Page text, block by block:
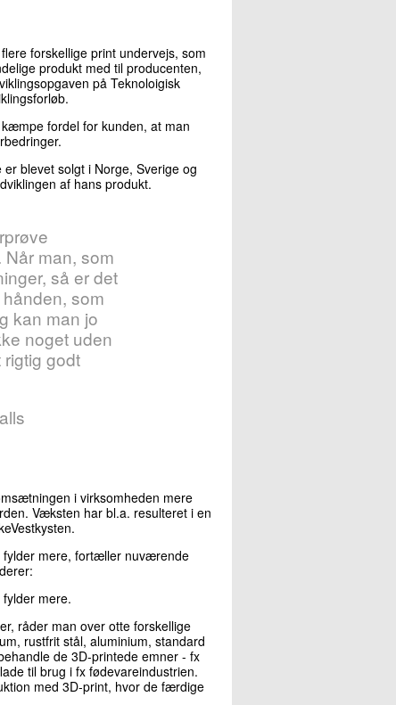
forskellige print undervejs, som
produkt med til producenten,
på Teknoloigisk
fordel for kunden, at man
blevet solgt i Norge, Sverige og
af hans produkt.
man, som
så er det
som
kan man jo
noget uden
godt
i virksomheden mere
Væksten har bl.a. resulteret i en
fylder mere, fortæller nuværende
mere.
råder man over otte forskellige
rustfrit stål, aluminium, standard
de 3D-printede emner - fx
til brug i fx fødevareindustrien.
med 3D-print, hvor de færdige